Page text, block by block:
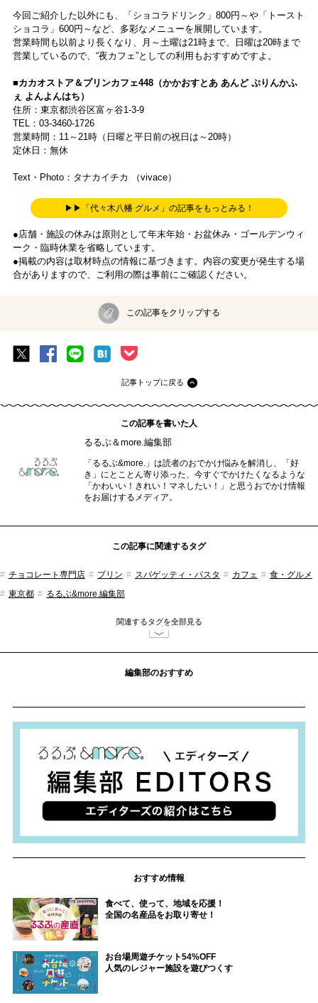
今回ご紹介した以外にも、「ショコラドリンク」800円～や「トースト
ショコラ」600円～など、多彩なメニューを展開しています。
営業時間も以前より長くなり、月～土曜は21時まで、日曜は20時まで
営業しているので、“夜カフェ”としての利用もおすすめですよ。
■カカオストア＆プリンカフェ448（かかおすとあ あんど ぷりんかふ
ぇ よんよんはち）
住所：東京都渋谷区富ヶ谷1-3-9
TEL：03-3460-1726
営業時間：11～21時（日曜と平日前の祝日は～20時）
定休日：無休
Text・Photo：タナカイチカ （vivace）
▶▶「代々木八幡 グルメ」の記事をもっとみる！
●店舗・施設の休みは原則として年末年始・お盆休み・ゴールデンウィ
ーク・臨時休業を省略しています。
●掲載の内容は取材時点の情報に基づきます。内容の変更が発生する場
合がありますので、ご利用の際は事前にご確認ください。
この記事をクリップする
記事トップに戻る
この記事を書いた人
るるぶ＆more.編集部
「るるぶ&more.」は読者のおでかけ悩みを解消し、「好
き」にとことん寄り添った、今すぐでかけたくなるような
「かわいい！きれい！マネしたい！」と思うおでかけ情報
をお届けするメディア。
この記事に関連するタグ
チョコレート専門店 プリン スパゲッティ・パスタ カフェ
食・グルメ
東京都
るるぶ&more.編集部
関連するタグを全部見る
編集部のおすすめ
おすすめ情報
食べて、使って、地域を応援！
全国の名産品をお取り寄せ！
お台場周遊チケット54%OFF
人気のレジャー施設を遊びつくす